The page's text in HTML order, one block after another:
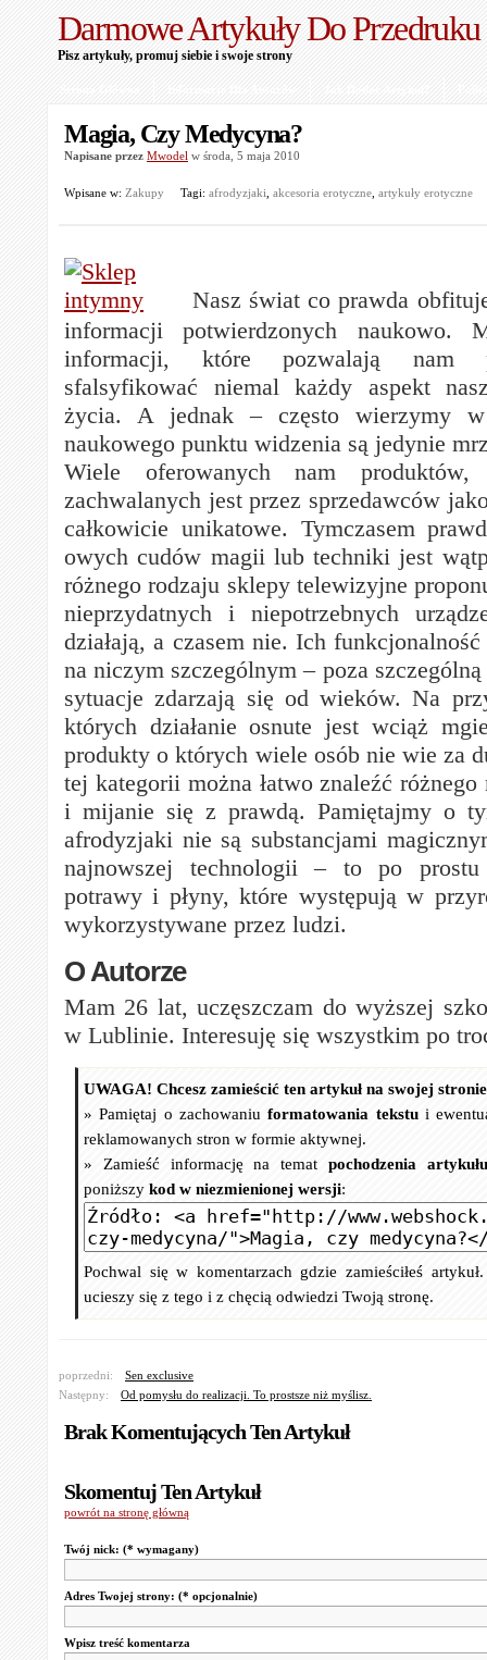
Darmowe Artykuły Do Przedruku
Pisz artykuły, promuj siebie i swoje strony
Magia, Czy Medycyna?
Napisane przez Mwodel w środa, 5 maja 2010
Wpisane w: Zakupy Tagi: afrodyzjaki akcesoria erotyczne artykuły erotyczne
Nasz świat co prawda
informacji potwierdzonych naukowo.
informacji, które pozwalają nam
sfalsyfikować niemal każdy aspekt
życia. A jednak – często wierzymy
naukowego punktu widzenia są jedynie
Wiele oferowanych nam produktów,
zachwalanych jest przez sprzedawców
całkowicie unikatowe. Tymczasem
owych cudów magii lub techniki jest
różnego rodzaju sklepy telewizyjne
nieprzydatnych i niepotrzebnych
działają, a czasem nie. Ich
na niczym szczególnym – poza
sytuacje zdarzają się od wieków. Na
których działanie osnute jest wciąż
produkty o których wiele osób nie wie za
tej kategorii można łatwo znaleźć
i mijanie się z prawdą. Pamiętajmy o
afrodyzjaki nie są substancjami
najnowszej technologii – to po prostu
potrawy i płyny, które występują w
wykorzystywane przez ludzi.
O Autorze
Mam 26 lat, uczęszczam do wyższej
w Lublinie. Interesuję się wszystkim po
UWAGA! Chcesz zamieścić ten artykuł na swojej
» Pamiętaj o zachowaniuformatowania tekstui
reklamowanych stron w formie aktywnej.
» Zamieść informację na temat pochodzenia artykułu
poniższy kod w niezmienionej wersji:
Pochwal się w komentarzach gdzie zamieściłeś
ucieszy się z tego i z chęcią odwiedzi Twoją stronę.
poprzedni:
Sen exclusive
Następny:
Od pomysłu do realizacji. To prostsze niż myślisz.
Brak Komentujących Ten Artykuł
Skomentuj Ten Artykuł
powrót na stronę główną
Twój nick: (* wymagany)
Adres Twojej strony: (* opcjonalnie)
Wpisz treść komentarza